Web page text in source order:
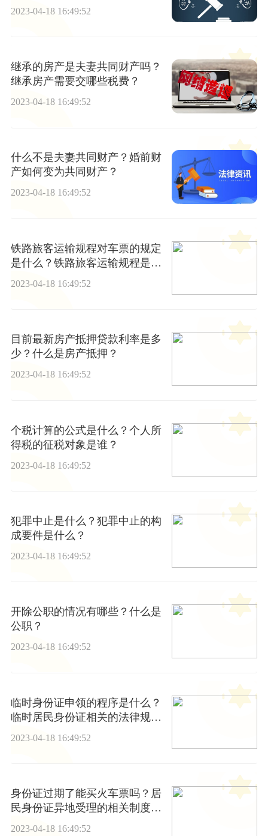
2023-04-18 16:49:52
继承的房产是夫妻共同财产吗？
继承房产需要交哪些税费？
2023-04-18 16:49:52
什么不是夫妻共同财产？婚前财
产如何变为共同财产？
2023-04-18 16:49:52
铁路旅客运输规程对车票的规定
是什么？铁路旅客运输规程是什
2023-04-18 16:49:52
目前最新房产抵押贷款利率是多
少？什么是房产抵押？
2023-04-18 16:49:52
个税计算的公式是什么？个人所
得税的征税对象是谁？
2023-04-18 16:49:52
犯罪中止是什么？犯罪中止的构
成要件是什么？
2023-04-18 16:49:52
开除公职的情况有哪些？什么是
公职？
2023-04-18 16:49:52
临时身份证申领的程序是什么？
临时居民身份证相关的法律规定
2023-04-18 16:49:52
身份证过期了能买火车票吗？居
民身份证异地受理的相关制度是
什么？
2023-04-18 16:49:52